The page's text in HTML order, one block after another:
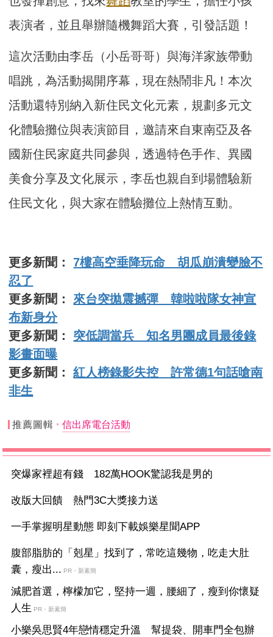
表演者，並且舉辦隨機舞蹈大賽，引發話題！
這次活動由李岳（小岳哥哥）與海洋家族帶動
唱跳，為活動揭開序幕，現在熱鬧非凡！本次
活動還特別納入新住民文化元素，規劃多元文
化體驗攤位與表演節目，邀請來自東南亞及各
國新住民家庭共同參與，透過特色手作、異國
美食分享及文化展示，李岳也親自到場體驗新
住民文化，與大家在體驗攤位上熱情互動。
更多新聞：7樓高空垂降玩命 胡瓜崩潰變臉不
忍了
更多新聞： 來台突拋震撼彈 韓啦啦隊女神宣
布新身分
更多新聞： 突低調當兵 知名男團成員最後錄
影畫面曝
更多新聞：紅人榜錄影失控 許常德1句話嗆南
非生
推薦圖輯 信出席電台活動
突爆家裡超有錢 182萬HOOK驚認我是男的
改版大回饋 熱門3C大獎接力送
一手掌握明星動態 即刻下載娛樂星聞APP
腹部脂肪的「剋星」找到了，常吃這幾物，吃走大肚
囊，瘦出... PR・新素簡
減肥首選，檸檬加它，堅持一週，腰細了，瘦到你懷疑
人生
PR・新素簡
小樂吳思賢4年戀情穩定升溫 幫提袋、開車門全包辦